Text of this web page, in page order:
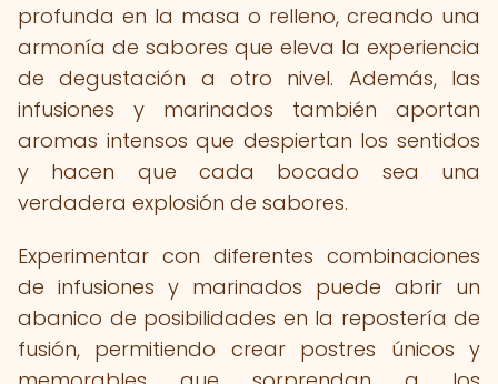
profunda en la masa o relleno, creando una
armonía de sabores que eleva la experiencia
de degustación a otro nivel. Además, las
infusiones y marinados también aportan
aromas intensos que despiertan los sentidos
y hacen que cada bocado sea una
verdadera explosión de sabores.
Experimentar con diferentes combinaciones
de infusiones y marinados puede abrir un
abanico de posibilidades en la repostería de
fusión, permitiendo crear postres únicos y